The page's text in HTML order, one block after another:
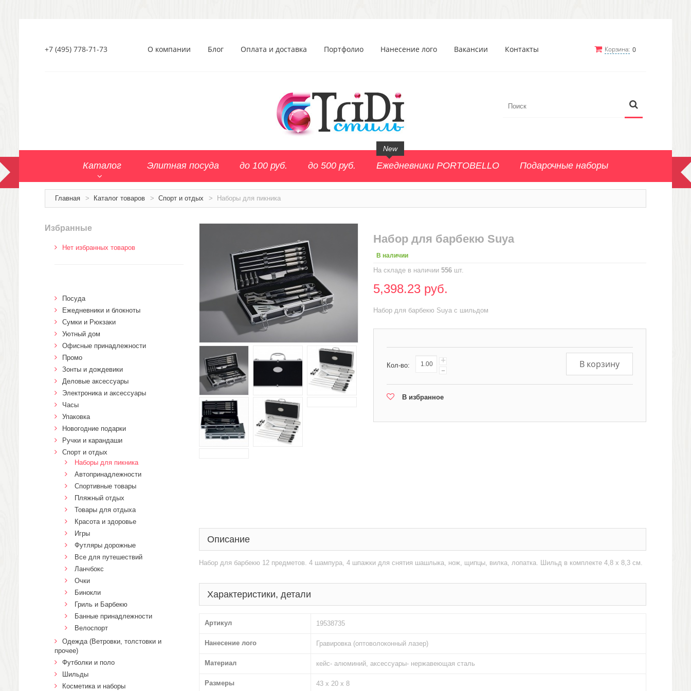
Корзина: 0
+7 (495) 778-71-73 О компании Блог Оплата и доставка Портфолио Нанесение лого Вакансии Контакты
Каталог Элитная посуда до 100 руб. до 500 руб. Ежедневники PORTOBELLO
New
Подарочные наборы
Главная > Каталог товаров > Спорт и отдых > Наборы для пикника
Набор для барбекю Suya
В наличии
На складе в наличии556 шт.
5,398.23 руб.
Набор для барбекю Suya с шильдом
Кол-во: +
- В корзину
В избранное
Описание
Набор для барбекю 12 предметов. 4 шампура, 4 шпажки для снятия шашлыка, нож, щипцы, вилка, лопатка. Шильд в комплекте 4,8 х 8,3 см.
Характеристики, детали
Артикул 19538735
Нанесение лого Гравировка (оптоволоконный лазер)
Материал кейс- алюминий, аксессуары- нержавеющая сталь
Размеры 43 х 20 х 8
Избранные
Нет избранных товаров
Посуда
Ежедневники и блокноты
Сумки и Рюкзаки
Уютный дом
Офисные принадлежности
Промо
Зонты и дождевики
Деловые аксессуары
Электроника и аксессуары
Часы
Упаковка
Новогодние подарки
Ручки и карандаши
Спорт и отдых
Наборы для пикника
Автопринадлежности
Спортивные товары
Пляжный отдых
Товары для отдыха
Красота и здоровье
Игры
Футляры дорожные
Все для путешествий
Ланчбокс
Очки
Бинокли
Гриль и Барбекю
Банные принадлежности
Велоспорт
Одежда (Ветровки, толстовки и
прочее)
Футболки и поло
Шильды
Косметика и наборы